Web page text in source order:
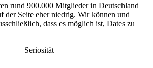
rund 900.000 Mitglieder in Deutschland
der Seite eher niedrig. Wir können und
dass es möglich ist, Dates zu
Seriosität